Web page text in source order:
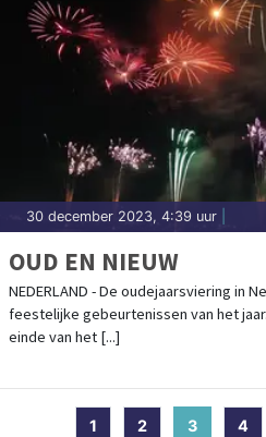
30 december 2023, 4:39 uur
OUD EN NIEUW
NEDERLAND - De oudejaarsviering in
feestelijke gebeurtenissen van het
einde van het [...]
1 2 3(current)
4